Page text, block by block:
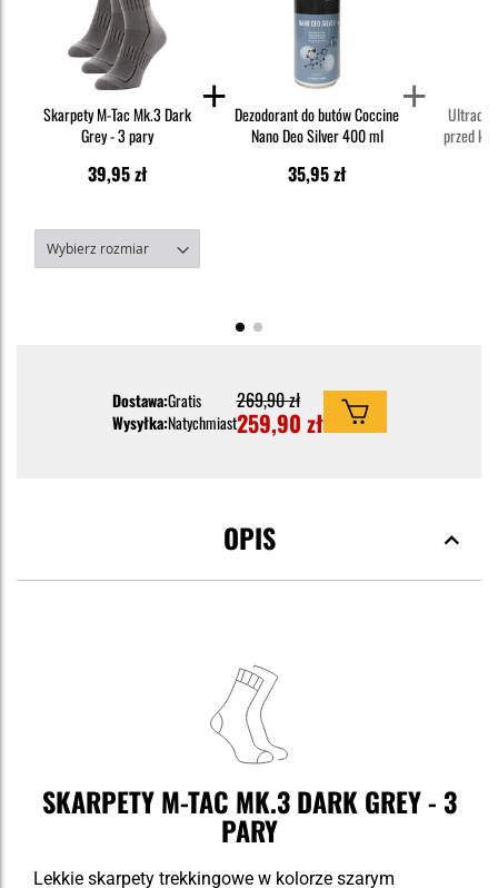
Skarpety M-Tac Mk.3 Dark
Grey - 3 pary
39,95 zł
Dezodorant do butów Coccine
Nano Deo Silver 400 ml
35,95 zł
przed
Dostawa:Gratis
Wysyłka:Natychmiast
269,90 zł
259,90 zł
OPIS
SKARPETY M-TAC MK.3 DARK GREY - 3
PARY
Lekkie skarpety trekkingowe w kolorze szarym